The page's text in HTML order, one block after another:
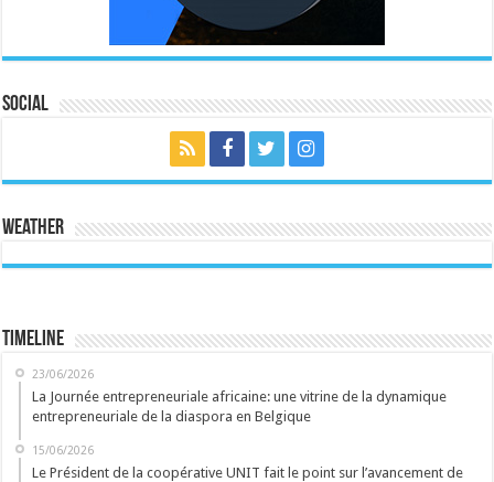
Social
Weather
Timeline
23/06/2026
La Journée entrepreneuriale africaine: une vitrine de la dynamique
entrepreneuriale de la diaspora en Belgique
15/06/2026
Le Président de la coopérative UNIT fait le point sur l’avancement de